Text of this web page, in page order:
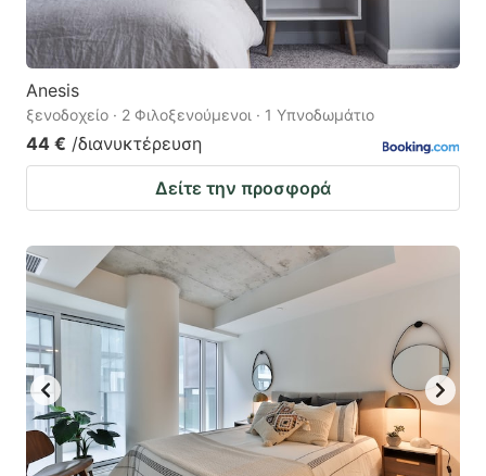
Anesis
ξενοδοχείο · 2 Φιλοξενούμενοι · 1 Υπνοδωμάτιο
44 € /διανυκτέρευση
Δείτε την προσφορά